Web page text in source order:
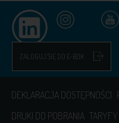
ZALOGUJ SIĘ DO E-BOK
DEKLARACJA DOSTĘPNOŚCI
DRUKI DO POBRANIA